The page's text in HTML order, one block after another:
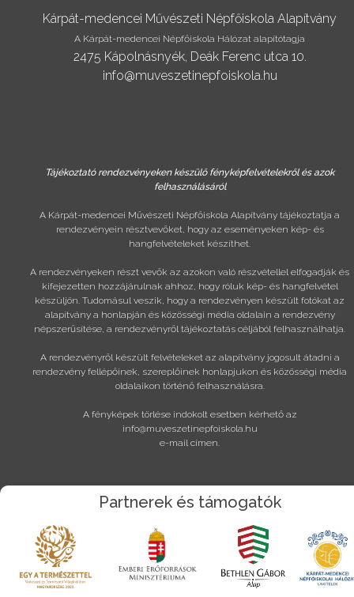
Kárpát-medencei Művészeti Népfőiskola Alapítvány
A Kárpát-medencei Népfőiskola Hálózat alapítótagja
2475 Kápolnásnyék, Deák Ferenc utca 10.
info@muveszetinepfoiskola.hu
Tájékoztató rendezvényeken készülő fényképfelvételekről és azok
felhasználásáról
A Kárpát-medencei Művészeti Népfőiskola Alapítvány tájékoztatja a
rendezvényein résztvevőket, hogy az eseményeken kép- és
hangfelvételeket készíthet.
A rendezvényeken részt vevők az azokon való részvétellel elfogadják és
kifejezetten hozzájárulnak ahhoz, hogy róluk kép- és hangfelvétel
készüljön. Tudomásul veszik, hogy a rendezvényen készült fotókat az
alapítvány a honlapján és közösségi média oldalain a rendezvény
népszerűsítése, a rendezvényről tájékoztatás céljából felhasználhatja.
A rendezvényről készült felvételeket az alapítvány jogosult átadni a
rendezvény fellépőinek, szereplőinek honlapjukon és közösségi média
oldalaikon történő felhasználásra.
A fényképek törlése indokolt esetben kérhető az
info@muveszetinepfoiskola.hu
e-mail címen.
Partnerek és támogatók